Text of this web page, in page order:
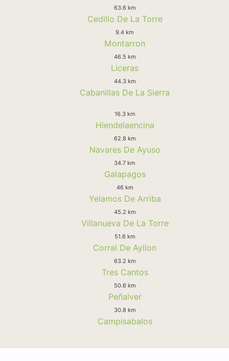
63.6 km
Cedillo De La Torre
9.4 km
Montarron
46.5 km
Liceras
44.3 km
Cabanillas De La Sierra
16.3 km
Hiendelaencina
62.8 km
Navares De Ayuso
34.7 km
Galapagos
46 km
Yelamos De Arriba
45.2 km
Villanueva De La Torre
51.6 km
Corral De Ayllon
63.2 km
Tres Cantos
50.6 km
Peñalver
30.8 km
Campisabalos